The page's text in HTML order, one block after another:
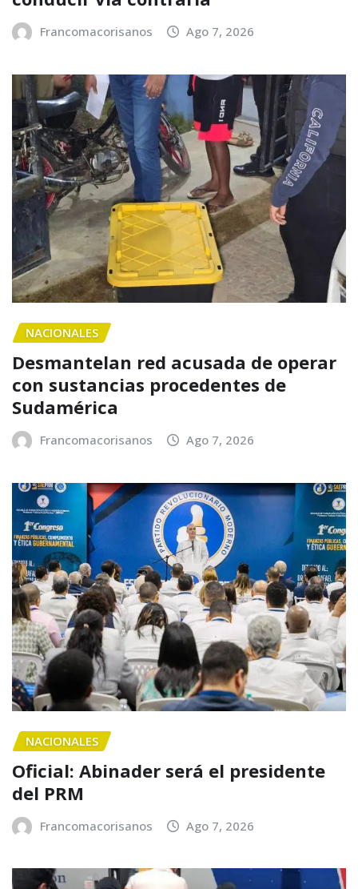
Francomacorisanos Ago 7, 2026
NACIONALES
Desmantelan red acusada de operar
con sustancias procedentes de
Sudamérica
Francomacorisanos Ago 7, 2026
NACIONALES
Oficial: Abinader será el presidente
del PRM
Francomacorisanos Ago 7, 2026